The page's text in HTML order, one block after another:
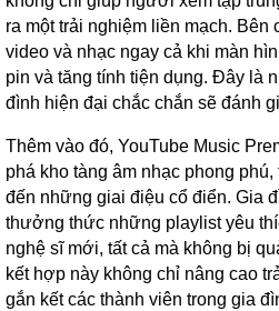
ra một trải nghiệm liền mạch. Bên
video và nhạc ngay cả khi màn
pin và tăng tính tiện dụng. Đây là
đình hiện đại chắc chắn sẽ đánh
Thêm vào đó, YouTube Music
phá kho tàng âm nhạc phong
đến những giai điệu cổ điển. Gia
thưởng thức những playlist yêu
nghệ sĩ mới, tất cả mà không bị
kết hợp này không chỉ nâng cao
gắn kết các thành viên trong gia